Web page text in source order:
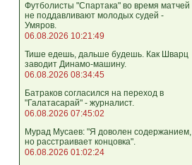
Футболисты "Спартака" во время матчей
не поддавливают молодых судей -
Умяров.
06.08.2026 10:21:49
Тише едешь, дальше будешь. Как Шварц
заводит Динамо-машину.
06.08.2026 08:34:45
Батраков согласился на переход в
"Галатасарай" - журналист.
06.08.2026 07:45:02
Мурад Мусаев: "Я доволен содержанием,
но расстраивает концовка".
06.08.2026 01:02:24